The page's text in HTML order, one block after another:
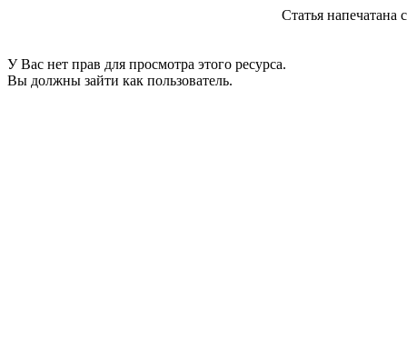
Статья напечатана
У Вас нет прав для просмотра этого ресурса.
Вы должны зайти как пользователь.